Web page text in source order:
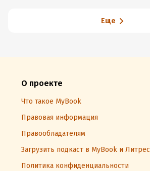
Еще
О проекте
Что такое MyBook
Правовая информация
Правообладателям
Загрузить подкаст в MyBook и Литрес
Политика конфиденциальности